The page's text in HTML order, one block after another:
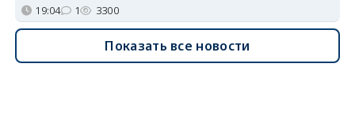
19:04 1 3300
Показать все новости